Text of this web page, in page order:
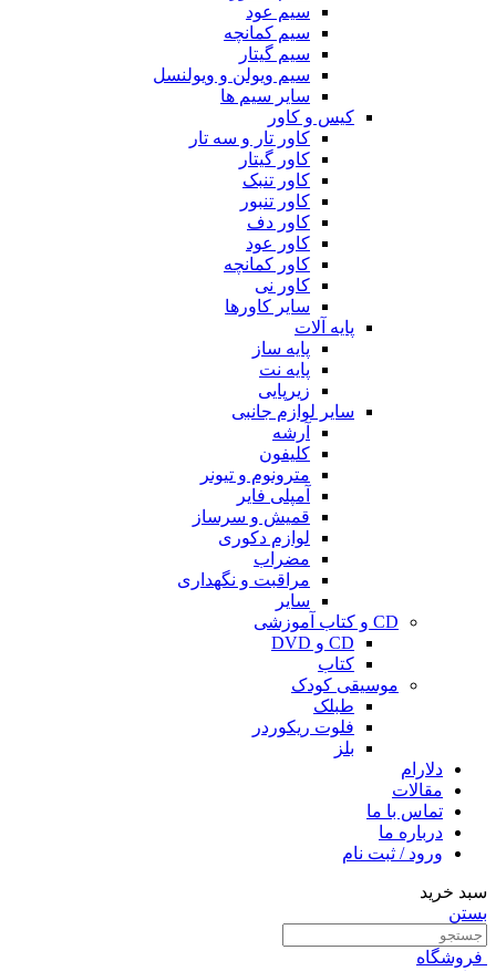
سیم عود
سیم کمانچه
سیم گیتار
سیم ویولن و ویولنسل
سایر سیم ها
کیس و کاور
کاور تار و سه تار
کاور گیتار
کاور تنبک
کاور تنبور
کاور دف
کاور عود
کاور کمانچه
کاور نی
سایر کاورها
پایه آلات
پایه ساز
پایه نت
زیرپایی
سایر لوازم جانبی
آرشه
کلیفون
مترونوم و تیونر
آمپلی فایر
قمیش و سرساز
لوازم دکوری
مضراب
مراقبت و نگهداری
سایر
CD و کتاب آموزشی
CD و DVD
کتاب
موسیقی کودک
طبلک
فلوت ریکوردر
بلز
دلارام
مقالات
تماس با ما
درباره ما
ورود / ثبت نام
سبد خرید
بستن
فروشگاه